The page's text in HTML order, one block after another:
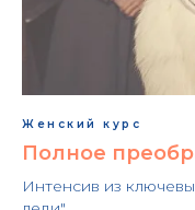
Женский курс
Полное
Интенсив из